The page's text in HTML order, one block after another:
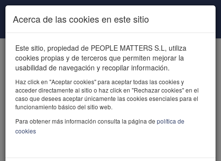
Pasar al contenido principal
powered by talent
Acerca de las cookies en este sitio
Este sitio, propiedad de PEOPLE MATTERS S.L, utiliza
cookies propias y de terceros que permiten mejorar la
usabilidad de navegación y recopilar información.
Haz click en "Aceptar cookies" para aceptar todas las cookies y
acceder directamente al sitio o haz click en "Rechazar cookies" en el
caso que desees aceptar únicamente las cookies esenciales para el
funcionamiento básico del sitio web.
Para obtener más información consulta la página de política de
cookies